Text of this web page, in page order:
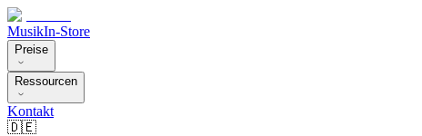
MusikIn-Store
Preise
Ressourcen
Kontakt
🇩🇪